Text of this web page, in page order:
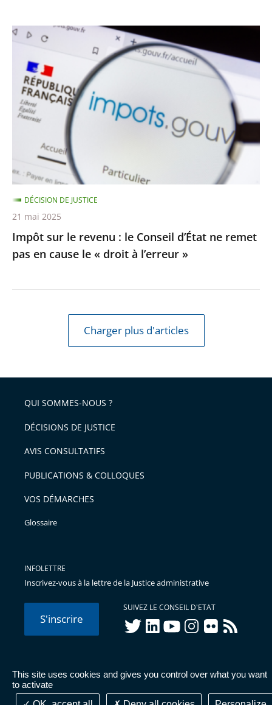
This site uses cookies and gives you control over what you want
to activate
juge
irrecevables
recours
d’associations
contr...
Impôt
revenu
le
d’État
ne
remet
pas
en
cause
le
Impôt sur le revenu : le Conseil d’État ne remet
pas en cause le « droit à l’erreur »
DÉCISION DE JUSTICE
21 mai 2025
Charger plus d'articles
QUI SOMMES-NOUS ?
DÉCISIONS DE JUSTICE
AVIS CONSULTATIFS
PUBLICATIONS & COLLOQUES
VOS DÉMARCHES
Glossaire
INFOLETTRE
Inscrivez-vous à la lettre de la Justice administrative
S'inscrire
SUIVEZ LE CONSEIL D'ETAT
twitterlinkedInyoutubeinstagram
flickr rss
© Conseil d'État 2026 - Mentions légales
Données
personnelles-Publications administratives-Accessibilité :
partiellement conforme